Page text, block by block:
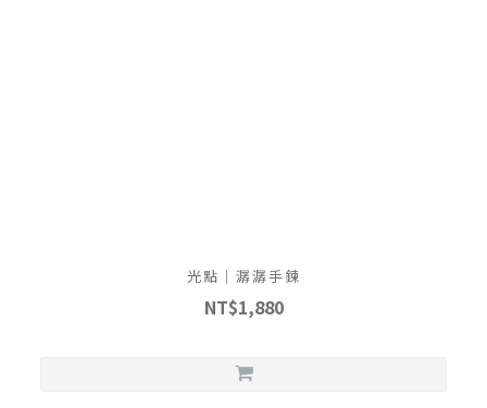
光點｜潺潺手鍊
NT$1,880